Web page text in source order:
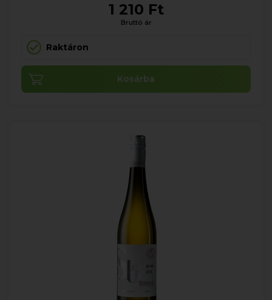
1 210 Ft
Bruttó ár
Raktáron
Kosárba